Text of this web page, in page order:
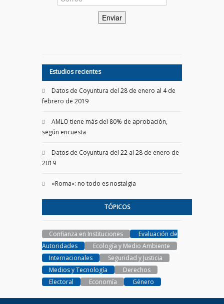
Estudios recientes
Datos de Coyuntura del 28 de enero al 4 de
febrero de 2019
AMLO tiene más del 80% de aprobación,
según encuesta
Datos de Coyuntura del 22 al 28 de enero de
2019
«Roma»: no todo es nostalgia
TÓPICOS
Confianza en Instituciones
Evaluación de
Autoridades
Ecología y Medio Ambiente
Internacionales
Seguridad y Justicia
Medios y Tecnología
Derechos
Electoral
Economía Género